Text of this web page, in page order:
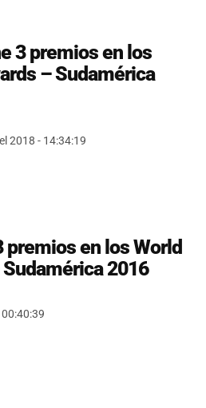
3 premios en los
– Sudamérica
2018 - 14:34:19
premios en los World
2016